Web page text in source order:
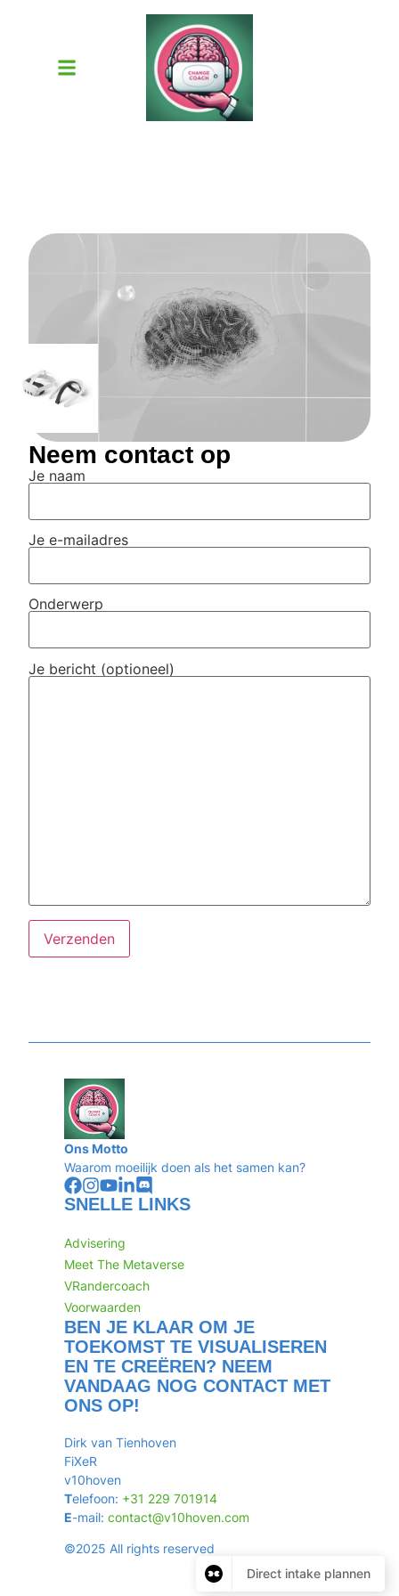
Direct intake plannen
Neem contact op
Je naam
Je e-mailadres
Onderwerp
Je bericht (optioneel)
Ons Motto
Waarom moeilijk doen als het samen kan?
SNELLE LINKS
Advisering
Meet The Metaverse
VRandercoach
Voorwaarden
BEN JE KLAAR OM JE
TOEKOMST TE VISUALISEREN
EN TE CREËREN? NEEM
VANDAAG NOG CONTACT MET
ONS OP!
Dirk van Tienhoven
FiXeR
v10hoven
Telefoon: +31 229 701914
E-mail: contact@v10hoven.com
©2025 All rights reserved